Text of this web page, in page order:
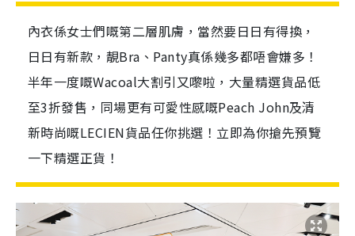
內衣係女士們嘅第二層肌膚，當然要日日有得換，
日日有新款，靚Bra、Panty真係幾多都唔會嫌多！
半年一度嘅Wacoal大割引又嚟啦，大量精選貨品低
至3折發售，同場更有可愛性感嘅Peach John及清
新時尚嘅LECIEN貨品任你挑選！立即為你搶先預覽
一下精選正貨！